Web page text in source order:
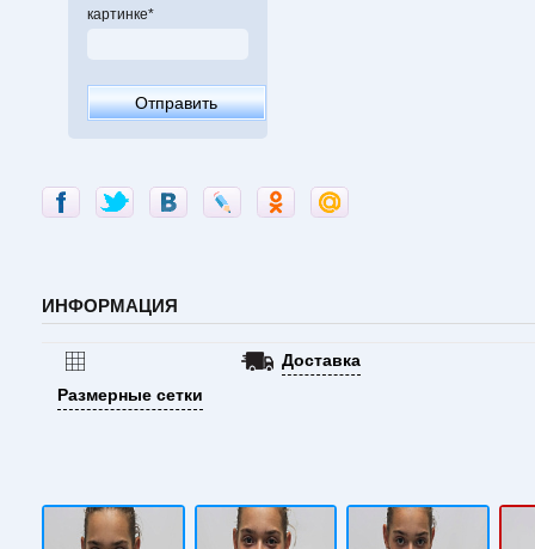
картинке*
ИНФОРМАЦИЯ
Размерные сетки
Доставка